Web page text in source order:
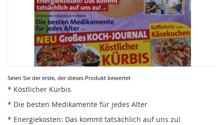
Seien Sie der erste, der dieses Produkt bewertet
* Köstlicher Kürbis
* Die besten Medikamente für jedes Alter
* Energiekosten: Das kommt tatsächlich auf uns zu!
Zum
Anfang
Bildergalerie
springen